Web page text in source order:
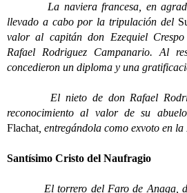
La naviera francesa, en
llevado a cabo por la tripulación del
valor al capitán don Ezequiel
Rafael Rodriguez Campanario. Al
concedieron un diploma y una
El nieto de don Rafael
reconocimiento al valor de su
Flachat , entregándola como exvoto en
Santísimo Cristo del Naufragio
El torrero del Faro de Anaga,